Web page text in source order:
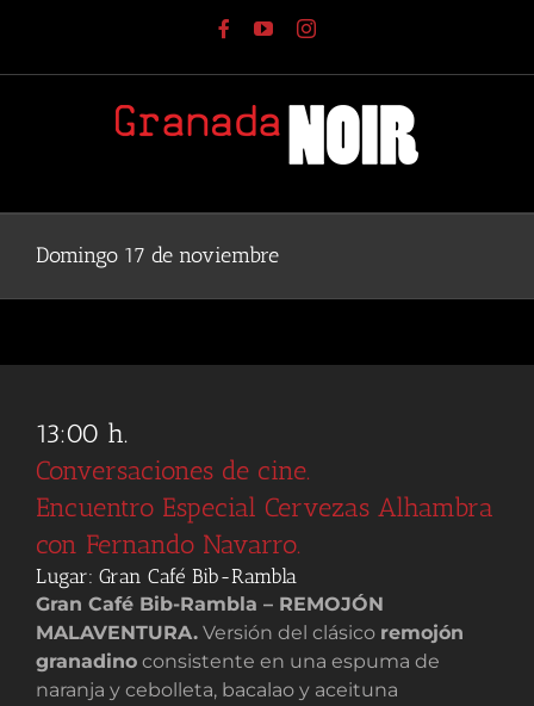
contenido
FacebookYouTubeInstagram
Domingo 17 de noviembre
13:00 h.
Conversaciones de cine.
Encuentro Especial Cervezas Alhambra
con Fernando Navarro.
Lugar: Gran Café Bib-Rambla
Gran Café Bib-Rambla – REMOJÓN
MALAVENTURA. Versión del clásico remojón
granadino consistente en una espuma de
naranja y cebolleta, bacalao y aceituna